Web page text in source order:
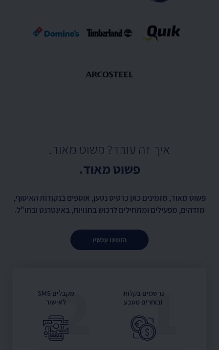
איך זה עובד? פשוט מאוד.
פשוט מאוד.
פשוט מאוד, מזמינים כאן כרטיס נטען, אוספים בנקודות האיסוף,
מזדהים, מפעילים ומתחילים לרכוש בחנויות, באינטרנט ובחו"ל.
הזמינו עכשיו
1
נרשמים בקלות
ובוחרים מטבע
2
מקבלים SMS
לאישור